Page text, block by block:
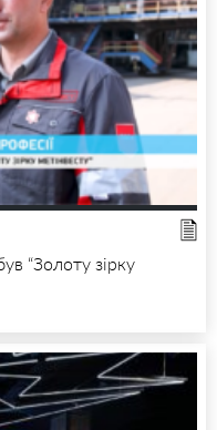
“Золоту зірку